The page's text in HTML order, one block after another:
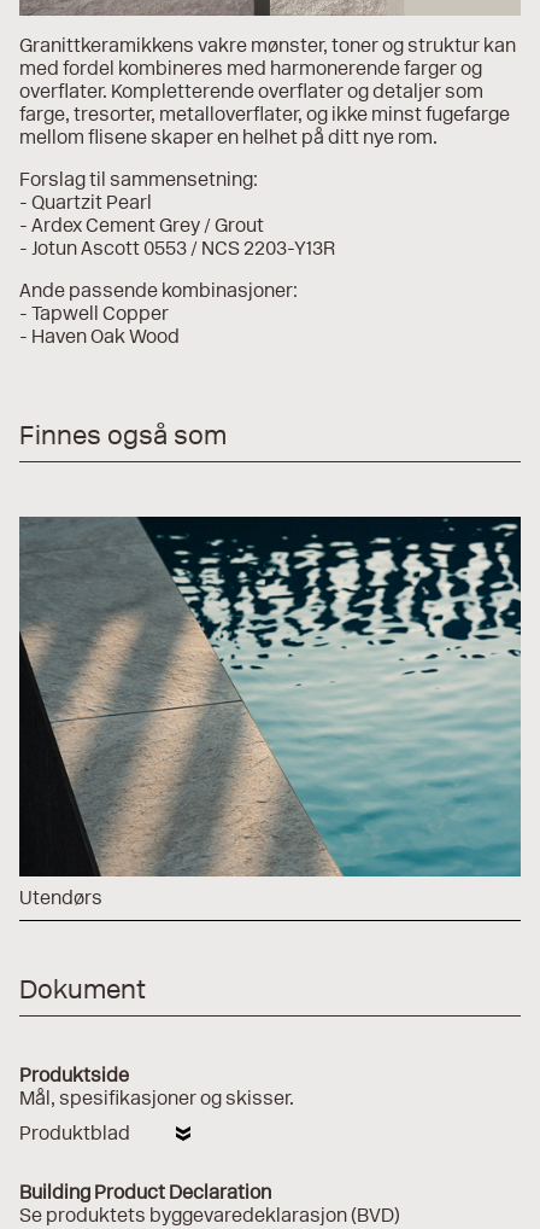
Granittkeramikkens vakre mønster, toner og struktur kan
med fordel kombineres med harmonerende farger og
overflater. Kompletterende overflater og detaljer som
farge, tresorter, metalloverflater, og ikke minst fugefarge
mellom flisene skaper en helhet på ditt nye rom.
Forslag til sammensetning:
- Quartzit Pearl
- Ardex Cement Grey / Grout
- Jotun Ascott 0553 / NCS 2203-Y13R
Ande passende kombinasjoner:
- Tapwell Copper
- Haven Oak Wood
Finnes også som
Utendørs
Dokument
Produktside
Mål, spesifikasjoner og skisser.
Produktblad
Building Product Declaration
Se produktets byggevaredeklarasjon (BVD)